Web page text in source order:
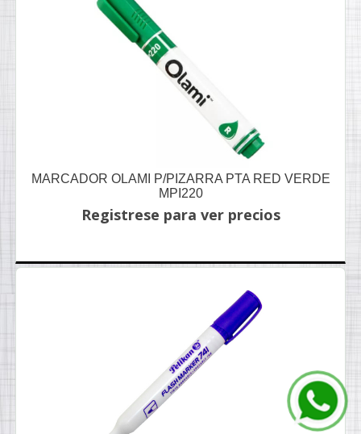
MARCADOR OLAMI P/PIZARRA PTA RED VERDE
MPI220
Registrese para ver precios